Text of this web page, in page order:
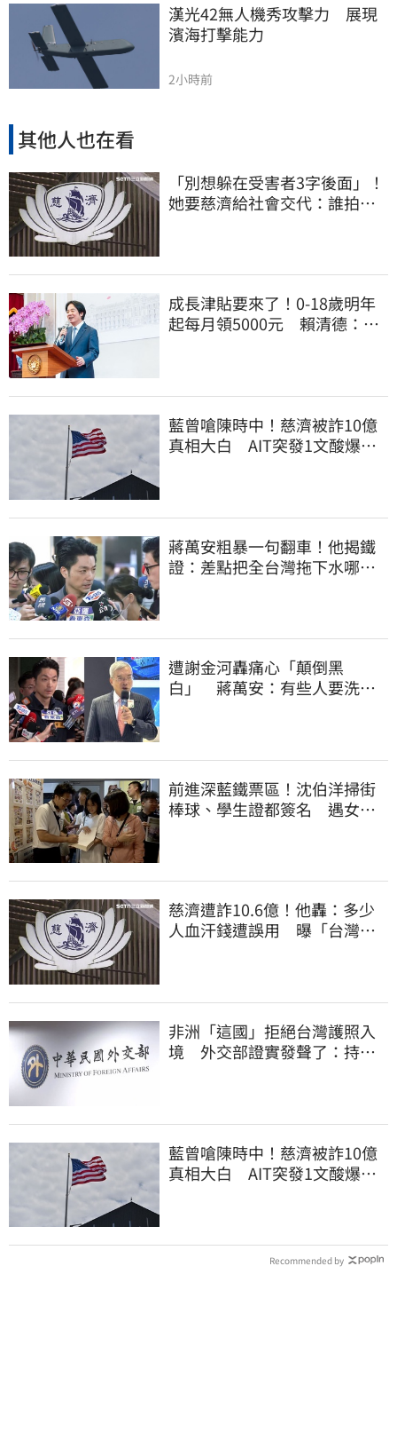
漢光42無人機秀攻擊力　展現
濱海打擊能力
2小時前
其他人也在看
「別想躲在受害者3字後面」！
她要慈濟給社會交代：誰拍板
成長津貼要來了！0-18歲明年
起每月領5000元 賴清德：此
藍曾嗆陳時中！慈濟被詐10億
真相大白 AIT突發1文酸爆…
蔣萬安粗暴一句翻車！他揭鐵
證：差點把全台灣拖下水哪時
遭謝金河轟痛心「顛倒黑
白」 蔣萬安：有些人要洗人
前進深藍鐵票區！沈伯洋掃街
棒球、學生證都簽名 遇女子
慈濟遭詐10.6億！他轟：多少
人血汗錢遭誤用 曝「台灣這
非洲「這國」拒絕台灣護照入
境 外交部證實發聲了：持續
藍曾嗆陳時中！慈濟被詐10億
真相大白 AIT突發1文酸爆…
Recommended by